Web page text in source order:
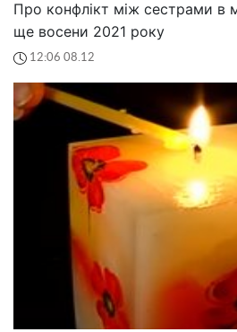
Про конфлікт між сестрами в
ще восени 2021 року
12:06 08.12